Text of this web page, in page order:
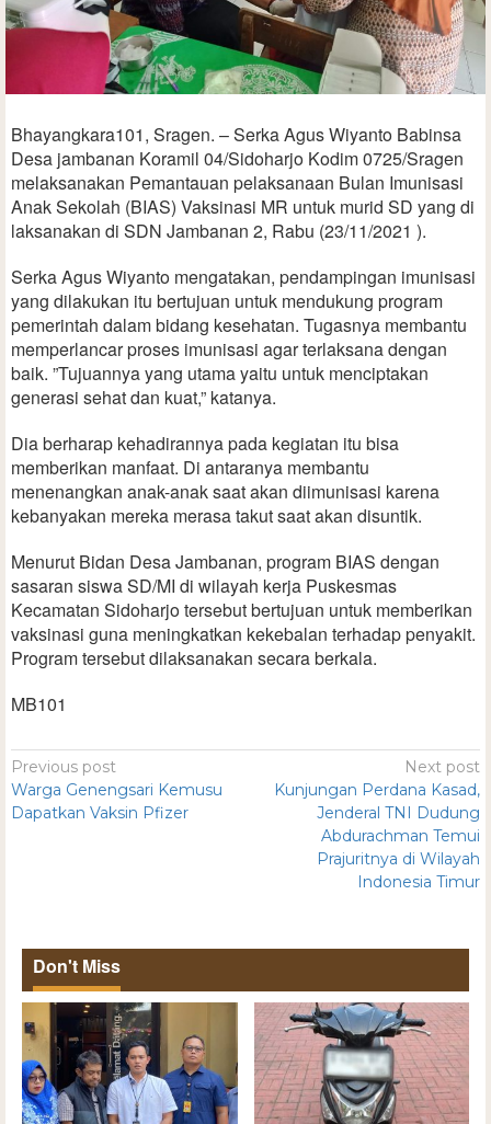
Bhayangkara101, Sragen. – Serka Agus Wiyanto Babinsa
Desa jambanan Koramil 04/Sidoharjo Kodim 0725/Sragen
melaksanakan Pemantauan pelaksanaan Bulan Imunisasi
Anak Sekolah (BIAS) Vaksinasi MR untuk murid SD yang di
laksanakan di SDN Jambanan 2, Rabu (23/11/2021 ).
Serka Agus Wiyanto mengatakan, pendampingan imunisasi
yang dilakukan itu bertujuan untuk mendukung program
pemerintah dalam bidang kesehatan. Tugasnya membantu
memperlancar proses imunisasi agar terlaksana dengan
baik. ”Tujuannya yang utama yaitu untuk menciptakan
generasi sehat dan kuat,” katanya.
Dia berharap kehadirannya pada kegiatan itu bisa
memberikan manfaat. Di antaranya membantu
menenangkan anak-anak saat akan diimunisasi karena
kebanyakan mereka merasa takut saat akan disuntik.
Menurut Bidan Desa Jambanan, program BIAS dengan
sasaran siswa SD/MI di wilayah kerja Puskesmas
Kecamatan Sidoharjo tersebut bertujuan untuk memberikan
vaksinasi guna meningkatkan kekebalan terhadap penyakit.
Program tersebut dilaksanakan secara berkala.
MB101
Previous post
Warga Genengsari Kemusu
Dapatkan Vaksin Pfizer
Next post
Kunjungan Perdana Kasad,
Jenderal TNI Dudung
Abdurachman Temui
Prajuritnya di Wilayah
Indonesia Timur
Don't Miss